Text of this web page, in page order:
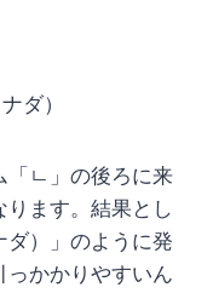
ダ）
「ㄴ」の後ろに来
ります。結果とし
ダ）」のように発
かかりやすいん